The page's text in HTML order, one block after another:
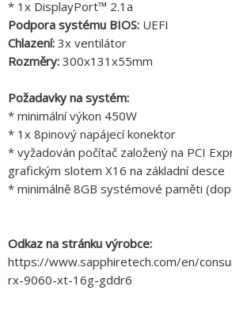
* 1x DisplayPort™ 2.1a
Podpora systému BIOS: UEFI
Chlazení: 3x ventilátor
Rozměry: 300x131x55mm
Požadavky na systém:
* minimální výkon 450W
* 1x 8pinový napájecí konektor
* vyžadován počítač založený na PCI
grafickým slotem X16 na základní desce
* minimálně 8GB systémové paměti
Odkaz na stránku výrobce:
https://www.sapphiretech.com/en/
rx-9060-xt-16g-gddr6